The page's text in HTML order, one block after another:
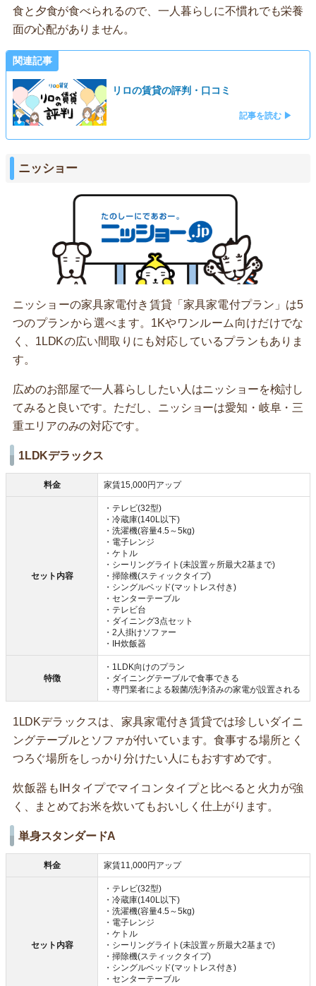
食と夕食が食べられるので、一人暮らしに不慣れでも栄養
面の心配がありません。
関連記事
リロの賃貸の評判・口コミ
記事を読む ▶
ニッショー
ニッショーの家具家電付き賃貸「家具家電付プラン」は5
つのプランから選べます。1Kやワンルーム向けだけでな
く、1LDKの広い間取りにも対応しているプランもありま
す。
広めのお部屋で一人暮らししたい人はニッショーを検討し
てみると良いです。ただし、ニッショーは愛知・岐阜・三
重エリアのみの対応です。
1LDKデラックス
料金 家賃15,000円アップ
セット内容
・テレビ(32型)
・冷蔵庫(140L以下)
・洗濯機(容量4.5～5kg)
・電子レンジ
・ケトル
・シーリングライト(未設置ヶ所最大2基まで)
・掃除機(スティックタイプ)
・シングルベッド(マットレス付き)
・センターテーブル
・テレビ台
・ダイニング3点セット
・2人掛けソファー
・IH炊飯器
特徴
・1LDK向けのプラン
・ダイニングテーブルで食事できる
・専門業者による殺菌/洗浄済みの家電が設置される
1LDKデラックスは、家具家電付き賃貸では珍しいダイニ
ングテーブルとソファが付いています。食事する場所とく
つろぐ場所をしっかり分けたい人にもおすすめです。
炊飯器もIHタイプでマイコンタイプと比べると火力が強
く、まとめてお米を炊いてもおいしく仕上がります。
単身スタンダードA
料金 家賃11,000円アップ
セット内容
・テレビ(32型)
・冷蔵庫(140L以下)
・洗濯機(容量4.5～5kg)
・電子レンジ
・ケトル
・シーリングライト(未設置ヶ所最大2基まで)
・掃除機(スティックタイプ)
・シングルベッド(マットレス付き)
・センターテーブル